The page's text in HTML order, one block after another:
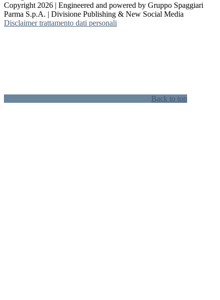
Copyright 2026 | Engineered and powered by Gruppo Spaggiari
Parma S.p.A. | Divisione Publishing & New Social Media
Disclaimer trattamento dati personali
Back to top